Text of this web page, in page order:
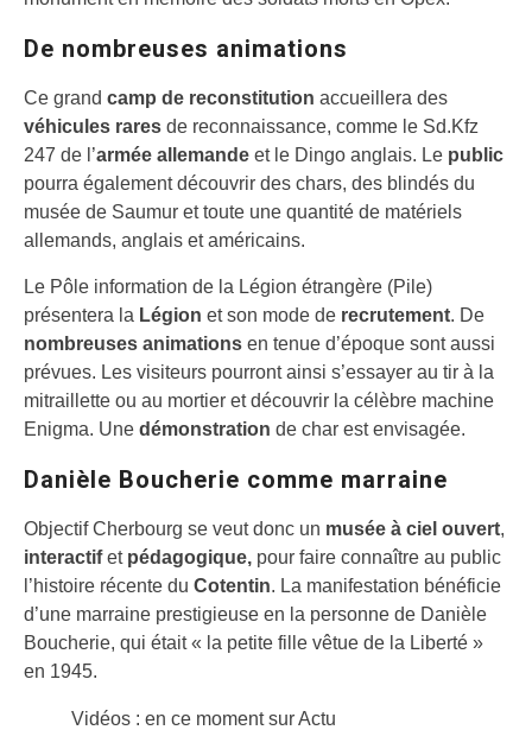
De nombreuses animations
Ce grand camp de reconstitution accueillera des
véhicules rares de reconnaissance, comme le Sd.Kfz
247 de l’armée allemande et le Dingo anglais. Le public
pourra également découvrir des chars, des blindés du
musée de Saumur et toute une quantité de matériels
allemands, anglais et américains.
Le Pôle information de la Légion étrangère (Pile)
présentera la Légion et son mode de recrutement. De
nombreuses animations en tenue d’époque sont aussi
prévues. Les visiteurs pourront ainsi s’essayer au tir à la
mitraillette ou au mortier et découvrir la célèbre machine
Enigma. Une démonstration de char est envisagée.
Danièle Boucherie comme marraine
Objectif Cherbourg se veut donc un musée à ciel ouvert,
interactifet pédagogique, pour faire connaître au public
l’histoire récente du Cotentin. La manifestation bénéficie
d’une marraine prestigieuse en la personne de Danièle
Boucherie, qui était « la petite fille vêtue de la Liberté »
en 1945.
Vidéos : en ce moment sur Actu